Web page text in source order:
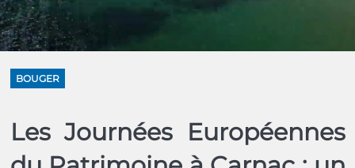
BOUGER
Les Journées Européennes